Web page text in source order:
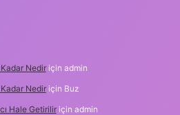
Nediriçin admin
Nediriçin Buz
Hale Getiriliriçin admin